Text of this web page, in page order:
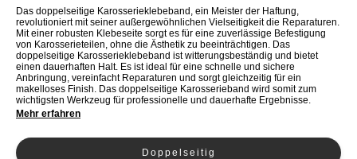
KAROSSERIE-VERBRAUCHSMATERIAL
KAROSSERIE-WERKZEUG
AUSSTATTUNG DER KAROSSERIEWERKSTATT
LABOREINRICHTUNG
TUTORIAL & TIPPS
Polier- und Glanzscheiben
Retusche
Poliertuch und Fensterleder
Autoreinigung
Karosseriewachs / wax
Das doppelseitige Karosserieklebeband, ein Meister der Haftung,
revolutioniert mit seiner außergewöhnlichen Vielseitigkeit die Reparaturen.
Mit einer robusten Klebeseite sorgt es für eine zuverlässige Befestigung
von Karosserieteilen, ohne die Ästhetik zu beeinträchtigen. Das
doppelseitige Karosserieklebeband ist witterungsbeständig und bietet
einen dauerhaften Halt. Es ist ideal für eine schnelle und sichere
Anbringung, vereinfacht Reparaturen und sorgt gleichzeitig für ein
makelloses Finish. Das doppelseitige Karosserieband wird somit zum
wichtigsten Werkzeug für professionelle und dauerhafte Ergebnisse.
Mehr erfahren
Doppelseitig